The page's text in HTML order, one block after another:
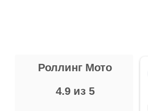
Роллинг Мото
4.9 из 5